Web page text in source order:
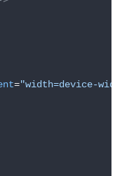
="width=device-